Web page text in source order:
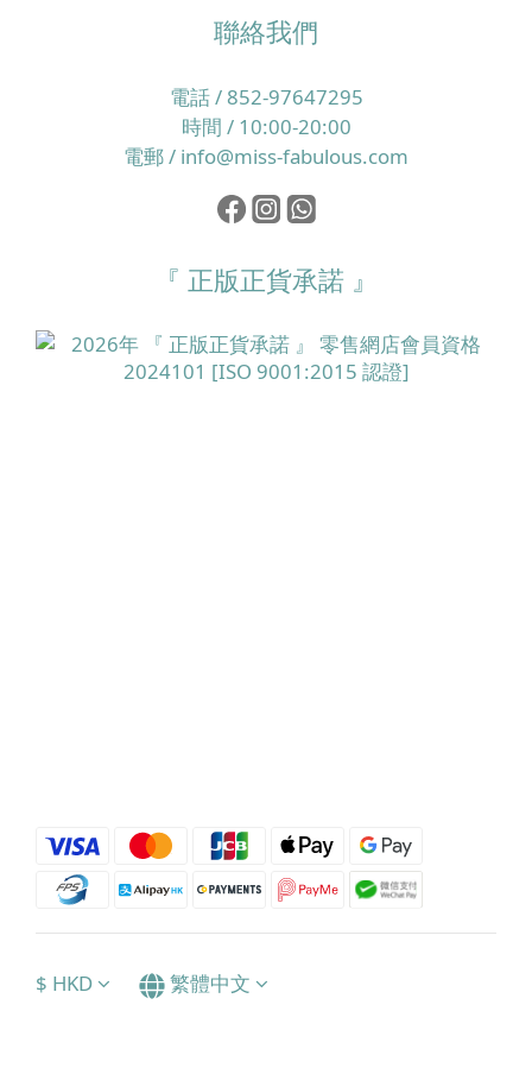
聯絡我們
電話 / 852-97647295
時間 / 10:00-20:00
電郵 / info@miss-fabulous.com
『 正版正貨承諾 』
$ HKD 繁體中文